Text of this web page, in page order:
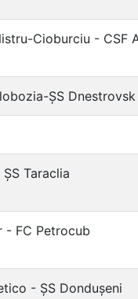
Cioburciu - CSF
ȘS Dnestrovsk
Taraclia
- FC Petrocub
- ȘS Dondușeni